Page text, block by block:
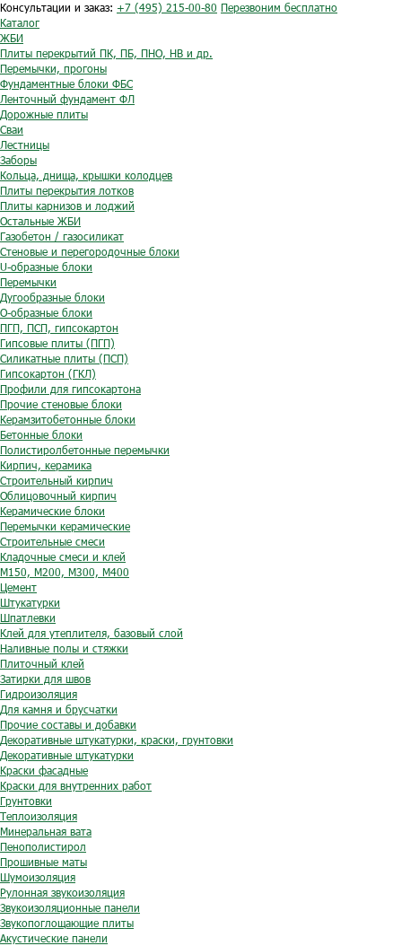
Консультации и заказ: +7 (495) 215-00-80 Перезвоним бесплатно
Каталог
ЖБИ
Плиты перекрытий ПК, ПБ, ПНО, НВ и др.
Перемычки, прогоны
Фундаментные блоки ФБС
Ленточный фундамент ФЛ
Дорожные плиты
Сваи
Лестницы
Заборы
Кольца, днища, крышки колодцев
Плиты перекрытия лотков
Плиты карнизов и лоджий
Остальные ЖБИ
Газобетон / газосиликат
Стеновые и перегородочные блоки
U-образные блоки
Перемычки
Дугообразные блоки
O-образные блоки
ПГП, ПСП, гипсокартон
Гипсовые плиты (ПГП)
Силикатные плиты (ПСП)
Гипсокартон (ГКЛ)
Профили для гипсокартона
Прочие стеновые блоки
Керамзитобетонные блоки
Бетонные блоки
Полистиролбетонные перемычки
Кирпич, керамика
Строительный кирпич
Облицовочный кирпич
Керамические блоки
Перемычки керамические
Строительные смеси
Кладочные смеси и клей
М150, М200, М300, М400
Цемент
Штукатурки
Шпатлевки
Клей для утеплителя, базовый слой
Наливные полы и стяжки
Плиточный клей
Затирки для швов
Гидроизоляция
Для камня и брусчатки
Прочие составы и добавки
Декоративные штукатурки, краски, грунтовки
Декоративные штукатурки
Краски фасадные
Краски для внутренних работ
Грунтовки
Теплоизоляция
Минеральная вата
Пенополистирол
Прошивные маты
Шумоизоляция
Рулонная звукоизоляция
Звукоизоляционные панели
Звукопоглощающие плиты
Акустические панели